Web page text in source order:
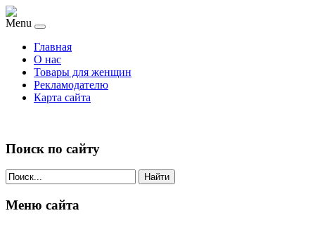
Menu
Главная
О нас
Товары для женщин
Рекламодателю
Карта сайта
Поиск по сайту
Найти
Меню сайта